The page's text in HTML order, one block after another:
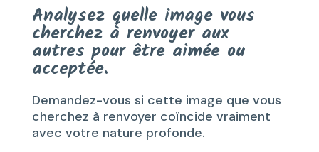
Analysez quelle image vous
cherchez à renvoyer aux
autres pour être aimée ou
acceptée.
Demandez-vous si cette image que vous
cherchez à renvoyer coïncide vraiment
avec votre nature profonde.